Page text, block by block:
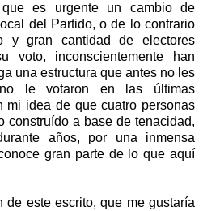
es urgente un cambio de
del Partido, o de lo contrario
y gran cantidad de electores
voto, inconscientemente han
una estructura que antes no les
le votaron en las últimas
mi idea de que cuatro personas
construído a base de tenacidad,
años, por una inmensa
gran parte de lo que aquí
de este escrito, que me gustaría